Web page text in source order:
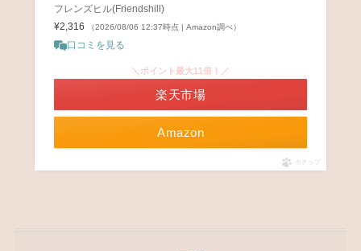
フレンズヒル(Friendshill)
¥2,316
（2026/08/06 12:37時点 | Amazon調べ）
口コミを見る
Amazon
＼ポイント最大11倍！／
楽天市場
ポチップ